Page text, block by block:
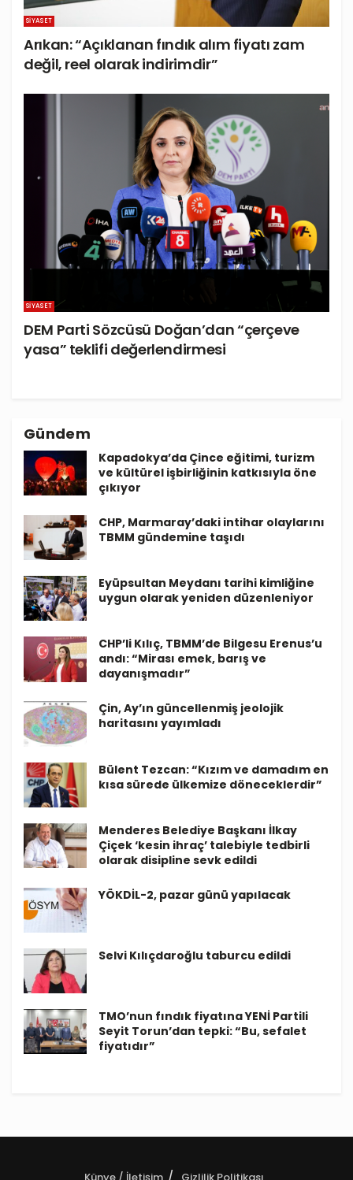
SIYASET
Arıkan: “Açıklanan fındık alım fiyatı zam
değil, reel olarak indirimdir”
SIYASET
DEM Parti Sözcüsü Doğan’dan “çerçeve
yasa” teklifi değerlendirmesi
Gündem
Kapadokya’da Çince eğitimi, turizm
ve kültürel işbirliğinin katkısıyla öne
çıkıyor
CHP, Marmaray’daki intihar olaylarını
TBMM gündemine taşıdı
Eyüpsultan Meydanı tarihi kimliğine
uygun olarak yeniden düzenleniyor
CHP’li Kılıç, TBMM’de Bilgesu Erenus’u
andı: “Mirası emek, barış ve
dayanışmadır”
Çin, Ay’ın güncellenmiş jeolojik
haritasını yayımladı
Bülent Tezcan: “Kızım ve damadım en
kısa sürede ülkemize döneceklerdir”
Menderes Belediye Başkanı İlkay
Çiçek ‘kesin ihraç’ talebiyle tedbirli
olarak disipline sevk edildi
YÖKDİL-2, pazar günü yapılacak
Selvi Kılıçdaroğlu taburcu edildi
TMO’nun fındık fiyatına YENİ Partili
Seyit Torun’dan tepki: “Bu, sefalet
fiyatıdır”